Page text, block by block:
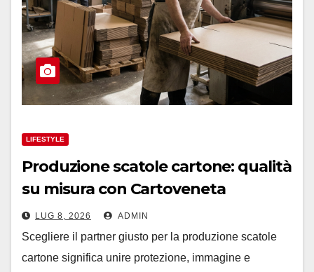
LIFESTYLE
Produzione scatole cartone: qualità
su misura con Cartoveneta
LUG 8, 2026 ADMIN
Scegliere il partner giusto per la produzione scatole
cartone significa unire protezione, immagine e